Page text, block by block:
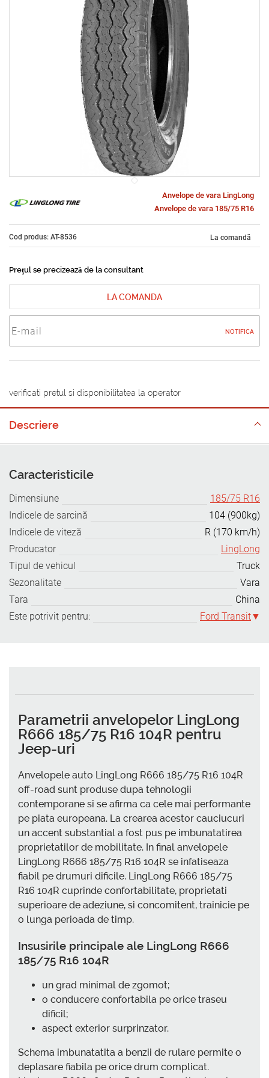
Anvelope de vara LingLong
Anvelope de vara 185/75 R16
Cod produs: AT-8536 La comandă
Prețul se precizează de la consultant
LA COMANDA
NOTIFICA
verificati pretul si disponibilitatea la operator
Descriere
Caracteristicile
Dimensiune
185/75 R16
Indicele de sarcină
104 (900kg)
Indicele de viteză
R (170 km/h)
Producator
LingLong
Tipul de vehicul
Truck
Sezonalitate
Vara
Tara
China
Este potrivit pentru:
Ford Transit
Parametrii anvelopelor LingLong
R666 185/75 R16 104R pentru
Jeep-uri
Anvelopele auto LingLong R666 185/75 R16 104R
off-road sunt produse dupa tehnologii
contemporane si se afirma ca cele mai performante
pe piata europeana. La crearea acestor cauciucuri
un accent substantial a fost pus pe imbunatatirea
proprietatilor de mobilitate. In final anvelopele
LingLong R666 185/75 R16 104R se infatiseaza
fiabil pe drumuri dificile. LingLong R666 185/75
R16 104R cuprinde confortabilitate, proprietati
superioare de adeziune, si concomitent, trainicie pe
o lunga perioada de timp.
Insusirile principale ale LingLong R666
185/75 R16 104R
un grad minimal de zgomot;
o conducere confortabila pe orice traseu
dificil;
aspect exterior surprinzator.
Schema imbunatatita a benzii de rulare permite o
deplasare fiabila pe orice drum complicat.